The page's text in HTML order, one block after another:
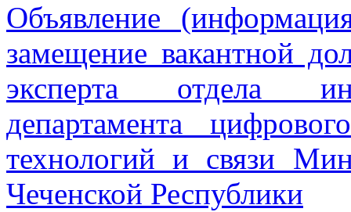
Объявление
замещение вакантной
эксперта отдела
департамента
технологий и связи
Чеченской Республики